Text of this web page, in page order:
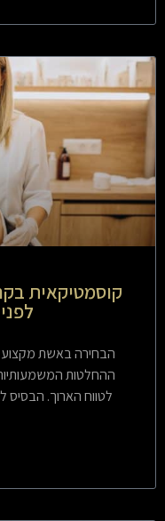
קוסמטיקאית
הבחירה באשת
ההחלטות
לטווח הארוך. הבסיס